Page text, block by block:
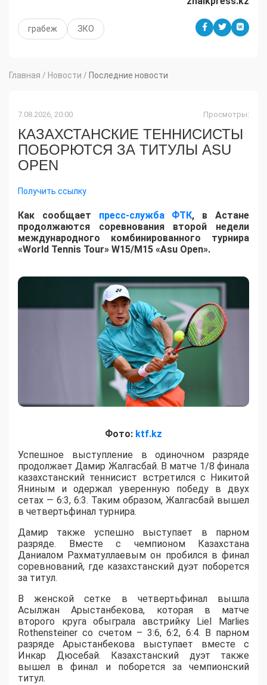
грабеж ЗКО
Главная / Новости / Последние новости
7.08.2026, 20:00 Просмотры:
КАЗАХСТАНСКИЕ ТЕННИСИСТЫ
ПОБОРЮТСЯ ЗА ТИТУЛЫ ASU
OPEN
Получить ссылку
Как сообщает пресс-служба ФТК, в Астане
продолжаются соревнования второй недели
международного комбинированного турнира
«World Tennis Tour» W15/M15 «Asu Open».
Фото: ktf.kz
Успешное выступление в одиночном разряде
продолжает Дамир Жалгасбай. В матче 1/8 финала
казахстанский теннисист встретился с Никитой
Яниным и одержал уверенную победу в двух
сетах — 6:3, 6:3. Таким образом, Жалгасбай вышел
в четвертьфинал турнира.
Дамир также успешно выступает в парном
разряде. Вместе с чемпионом Казахстана
Даниалом Рахматуллаевым он пробился в финал
соревнований, где казахстанский дуэт поборется
за титул.
В женской сетке в четвертьфинал вышла
Асылжан Арыстанбекова, которая в матче
второго круга обыграла австрийку Liel Marlies
Rothensteiner со счетом – 3:6, 6:2, 6:4. В парном
разряде Арыстанбекова выступает вместе с
Инкар Дюсебай. Казахстанский дуэт также
вышел в финал и поборется за чемпионский
титул.